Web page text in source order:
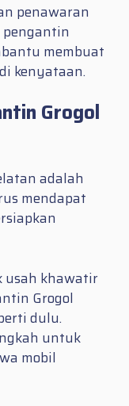
penawaran
membuat
kenyataan.
Grogol
adalah
mendapat
usah khawatir
Grogol
dulu.
untuk
mobil